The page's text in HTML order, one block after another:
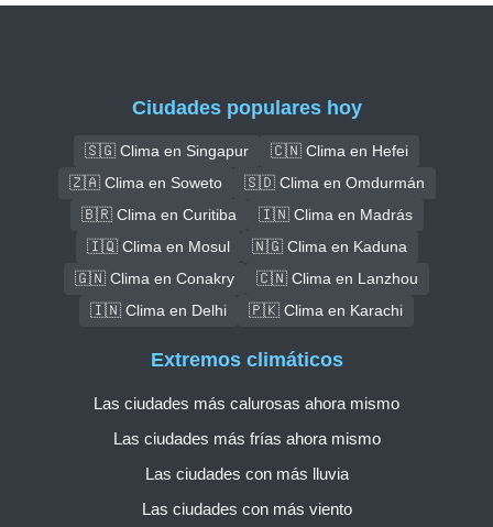
Ciudades populares hoy
🇸🇬 Clima en Singapur
🇨🇳 Clima en Hefei
🇿🇦 Clima en Soweto
🇸🇩 Clima en Omdurmán
🇧🇷 Clima en Curitiba
🇮🇳 Clima en Madrás
🇮🇶 Clima en Mosul
🇳🇬 Clima en Kaduna
🇬🇳 Clima en Conakry
🇨🇳 Clima en Lanzhou
🇮🇳 Clima en Delhi
🇵🇰 Clima en Karachi
Extremos climáticos
Las ciudades más calurosas ahora mismo
Las ciudades más frías ahora mismo
Las ciudades con más lluvia
Las ciudades con más viento